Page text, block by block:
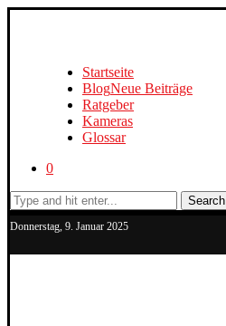
Startseite
BlogNeue Beiträge
Ratgeber
Kameras
Glossar
0
Search
Donnerstag, 9. Januar 2025